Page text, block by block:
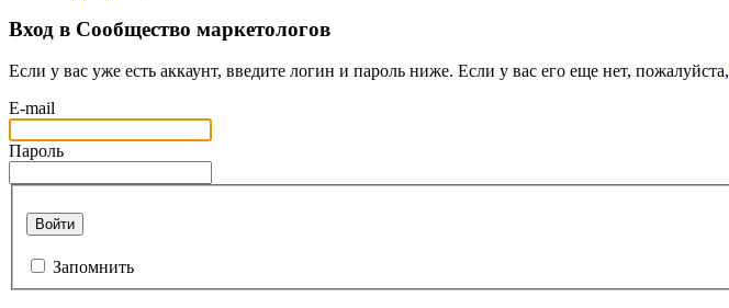
Вход в Сообщество маркетологов
Если у вас уже есть аккаунт, введите логин и пароль ниже. Если у вас его еще нет, пожалуйста,
E-mail
Пароль
Войти
Запомнить